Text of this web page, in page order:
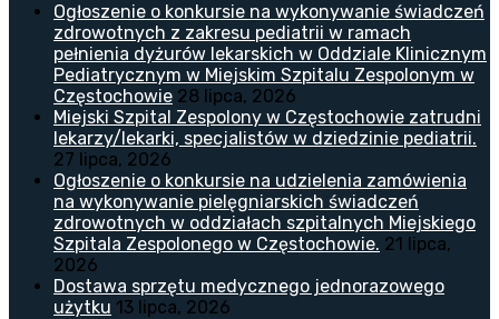
Ogłoszenie o konkursie na wykonywanie świadczeń
zdrowotnych z zakresu pediatrii w ramach
pełnienia dyżurów lekarskich w Oddziale Klinicznym
Pediatrycznym w Miejskim Szpitalu Zespolonym w
Częstochowie 28 lipca, 2026
Miejski Szpital Zespolony w Częstochowie zatrudni
lekarzy/lekarki, specjalistów w dziedzinie pediatrii.
27 lipca, 2026
Ogłoszenie o konkursie na udzielenia zamówienia
na wykonywanie pielęgniarskich świadczeń
zdrowotnych w oddziałach szpitalnych Miejskiego
Szpitala Zespolonego w Częstochowie. 21 lipca,
2026
Dostawa sprzętu medycznego jednorazowego
użytku 13 lipca, 2026